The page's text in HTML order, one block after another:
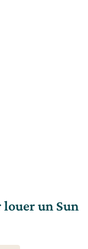
un Sun